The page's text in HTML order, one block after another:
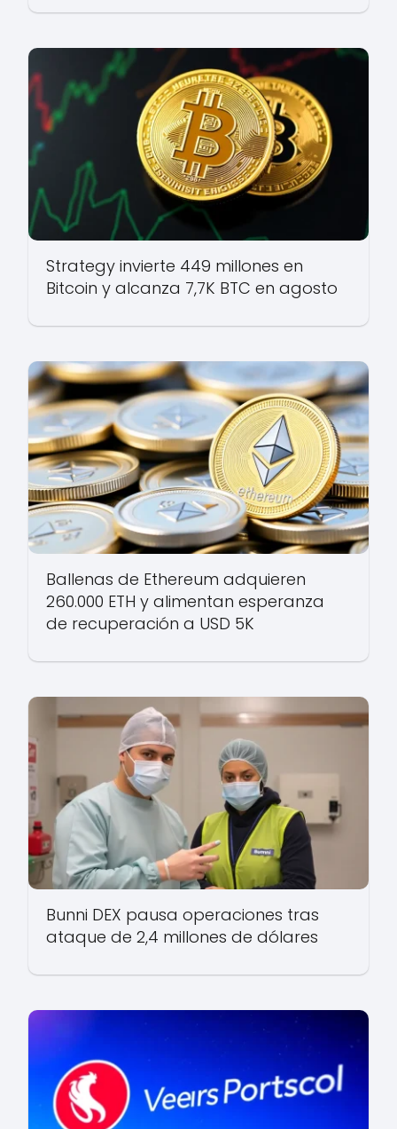
Strategy invierte 449 millones en
Bitcoin y alcanza 7,7K BTC en agosto
Ballenas de Ethereum adquieren
260.000 ETH y alimentan esperanza
de recuperación a USD 5K
Bunni DEX pausa operaciones tras
ataque de 2,4 millones de dólares